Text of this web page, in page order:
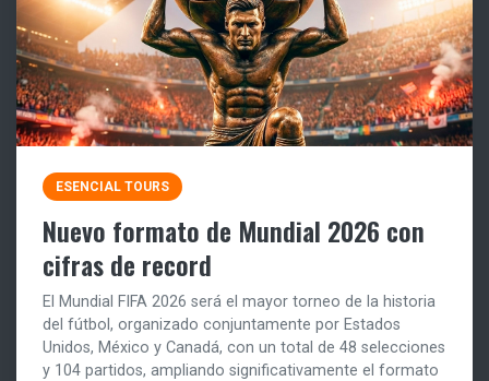
ESENCIAL TOURS
Nuevo formato de Mundial 2026 con
cifras de record
El Mundial FIFA 2026 será el mayor torneo de la historia
del fútbol, organizado conjuntamente por Estados
Unidos, México y Canadá, con un total de 48 selecciones
y 104 partidos, ampliando significativamente el formato